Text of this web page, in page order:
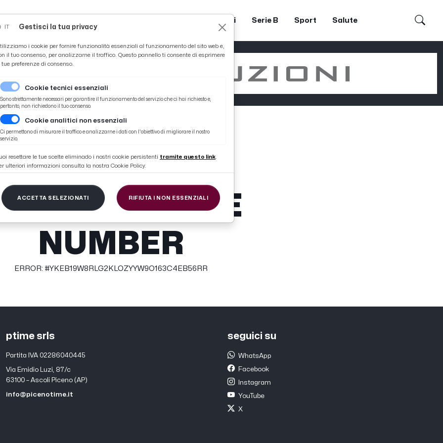
Coppa Teodori Serie B Sport Salute
DEVICE
NUMBER
ERROR: #YKEB19W8RLG2KLOZYYW9O163C4EB56RR
ptime srls
Partita IVA 02286040445
Via Emidio Luzi, 87/c
63100 – Ascoli Piceno (AP)
info@picenotime.it
seguici su
WhatsApp
Facebook
Instagram
YouTube
X
Gestisci la tua privacy
i cookie per fornire funzionalità essenziali al funzionamento del sito web e,
il tuo consenso, per analizzarne il traffico. Questo pannello ti consente di esprimere
tue preferenze di consenso.
Cookie tecnici essenziali
Sono strettamente necessari per garantire il funzionamento del servizio che ci hai richiesto e,
pertanto, non richiedono il tuo consenso.
Cookie analitici non essenziali
Ci permettono di misurare il traffico e analizzarne i dati con l'obiettivo di migliorare il nostro
servizio.
resettare le tue scelte eliminado i nostri cookie persistenti tramite questo link.
ulteriori informazioni consulta la nostra Cookie Policy.
ACCETTA SELEZIONATI RIFIUTA I NON ESSENZIALI